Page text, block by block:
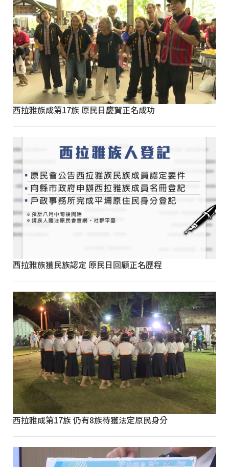
西拉雅族成第17族 原民日慶賀正名成功
西拉雅族獲民族認定 原民日回顧正名歷程
西拉雅成第17族 仍有8族待獲法定原民身分